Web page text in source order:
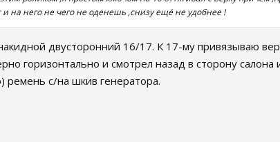
и на него не чего не оденешь ,снизу ещё не удобнее !
двусторонний 16/17. К 17-му привязываю
горизонтально и смотрел назад в сторону салона
ремень с/на шкив генератора.